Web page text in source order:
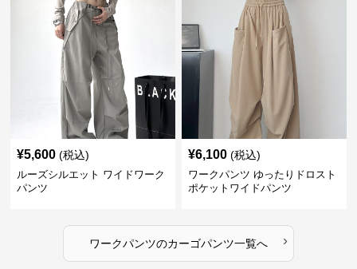
¥5,600 (税込)
ルーズシルエット ワイドワーク
パンツ
¥6,100 (税込)
ワークパンツ ゆったりドロスト
ポケットワイドパンツ
ワークパンツのカーゴパンツ一覧へ ›